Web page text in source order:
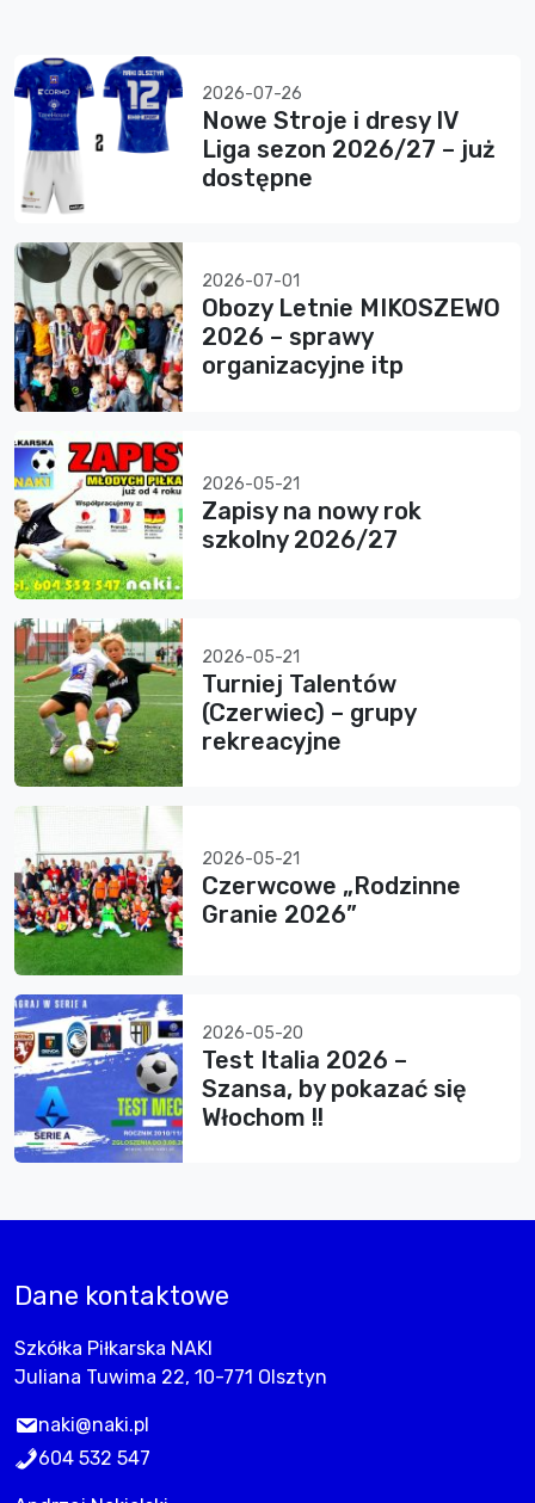
2026-07-26
Nowe Stroje i dresy IV
Liga sezon 2026/27 – już
dostępne
2026-07-01
Obozy Letnie MIKOSZEWO
2026 – sprawy
organizacyjne itp
2026-05-21
Zapisy na nowy rok
szkolny 2026/27
2026-05-21
Turniej Talentów
(Czerwiec) – grupy
rekreacyjne
2026-05-21
Czerwcowe „Rodzinne
Granie 2026”
2026-05-20
Test Italia 2026 –
Szansa, by pokazać się
Włochom !!
Dane kontaktowe
Szkółka Piłkarska NAKI
Juliana Tuwima 22, 10-771 Olsztyn
naki@naki.pl
604 532 547